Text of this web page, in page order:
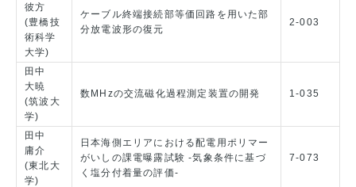
彼方
(豊橋技
術科学
大学)
ケーブル終端接続部等価回路を用いた部
分放電波形の復元
2-003
田中
大暁
(筑波大
学)
数MHzの交流磁化過程測定装置の開発 1-035
田中
庸介
(東北大
学)
日本海側エリアにおける配電用ポリマー
がいしの課電曝露試験 -気象条件に基づ
く塩分付着量の評価-
7-073